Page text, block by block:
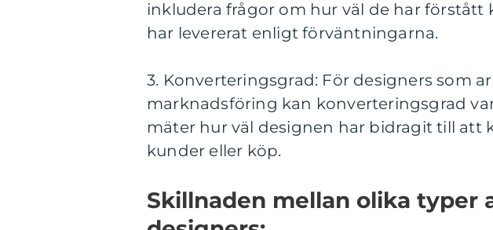
inkludera frågor om hur väl de har förstått
har levererat enligt förväntningarna.
3. Konverteringsgrad: För designers som
marknadsföring kan konverteringsgrad
mäter hur väl designen har bidragit till att
kunder eller köp.
Skillnaden mellan olika typer